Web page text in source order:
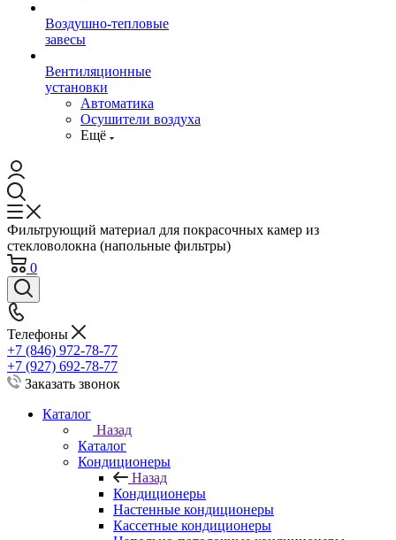
Воздушно-тепловые
завесы
Вентиляционные
установки
Автоматика
Осушители воздуха
Ещё
Фильтрующий материал для покрасочных камер из
стекловолокна (напольные фильтры)
0
Телефоны
+7 (846) 972-78-77
+7 (927) 692-78-77
Заказать звонок
Каталог
Назад
Каталог
Кондиционеры
Назад
Кондиционеры
Настенные кондиционеры
Кассетные кондиционеры